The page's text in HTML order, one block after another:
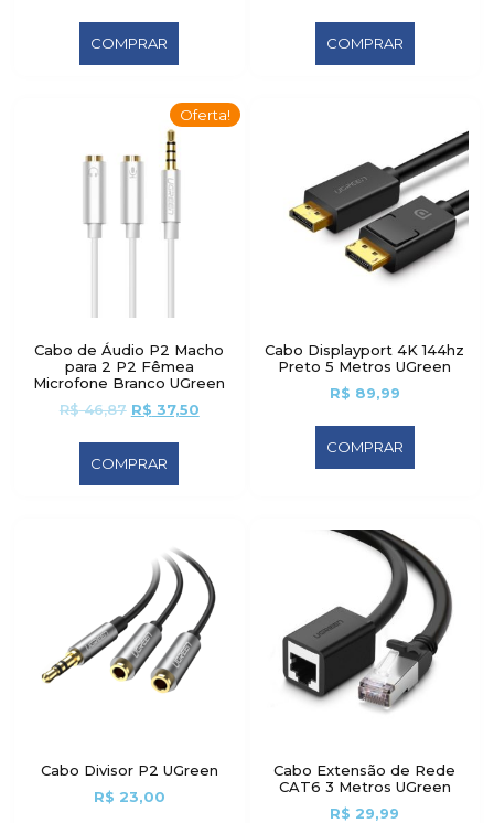
COMPRAR COMPRAR
Oferta!
Cabo de Áudio P2 Macho
para 2 P2 Fêmea
Microfone Branco UGreen
R$46,87 R$ 37,50
COMPRAR
Cabo Displayport 4K 144hz
Preto 5 Metros UGreen
R$ 89,99
COMPRAR
Cabo Divisor P2 UGreen
R$ 23,00
Cabo Extensão de Rede
CAT6 3 Metros UGreen
R$ 29,99